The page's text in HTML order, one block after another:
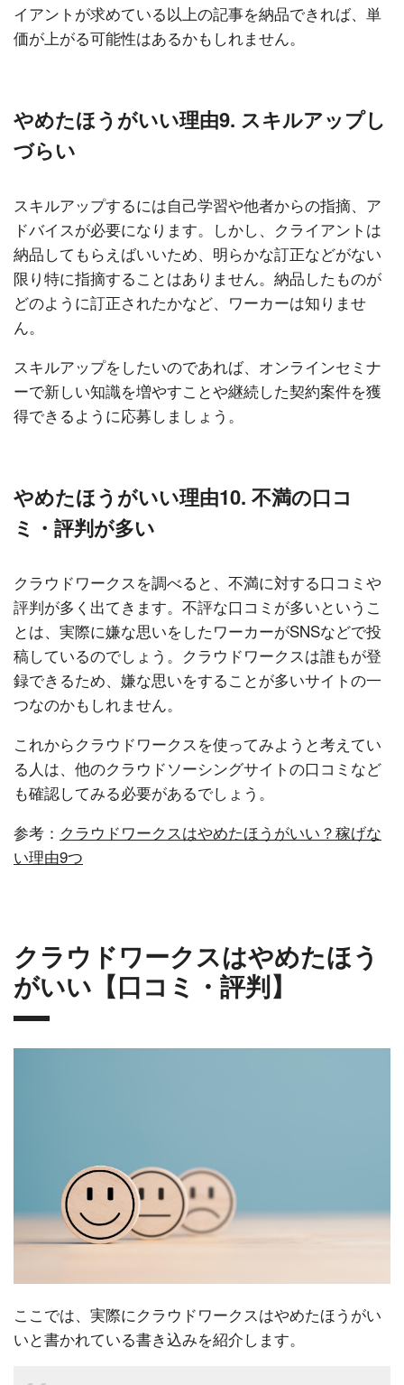
イアントが求めている以上の記事を納品できれば、単
価が上がる可能性はあるかもしれません。
やめたほうがいい理由9. スキルアップし
づらい
スキルアップするには自己学習や他者からの指摘、ア
ドバイスが必要になります。しかし、クライアントは
納品してもらえばいいため、明らかな訂正などがない
限り特に指摘することはありません。納品したものが
どのように訂正されたかなど、ワーカーは知りませ
ん。
スキルアップをしたいのであれば、オンラインセミナ
ーで新しい知識を増やすことや継続した契約案件を獲
得できるように応募しましょう。
やめたほうがいい理由10. 不満の口コ
ミ・評判が多い
クラウドワークスを調べると、不満に対する口コミや
評判が多く出てきます。不評な口コミが多いというこ
とは、実際に嫌な思いをしたワーカーがSNSなどで投
稿しているのでしょう。クラウドワークスは誰もが登
録できるため、嫌な思いをすることが多いサイトの一
つなのかもしれません。
これからクラウドワークスを使ってみようと考えてい
る人は、他のクラウドソーシングサイトの口コミなど
も確認してみる必要があるでしょう。
参考： クラウドワークスはやめたほうがいい？稼げな
い理由9つ
クラウドワークスはやめたほう
がいい【口コミ・評判】
ここでは、実際にクラウドワークスはやめたほうがい
いと書かれている書き込みを紹介します。